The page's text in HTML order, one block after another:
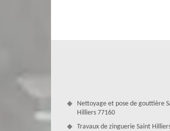
Nettoyage et pose de gouttière
Hilliers 77160
Travaux de zinguerie Saint